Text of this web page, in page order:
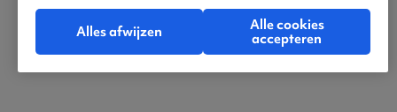
allemaal naar Istanbul gaan. Wil je naast
Istanbul ook vliegtickets naar andere locaties
Alles afwijzen
Alle cookies
accepteren